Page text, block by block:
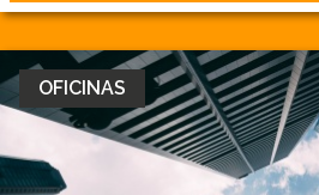
OFICINAS